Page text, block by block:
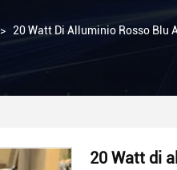
> 20 Watt Di Alluminio Rosso Blu
20 Watt di